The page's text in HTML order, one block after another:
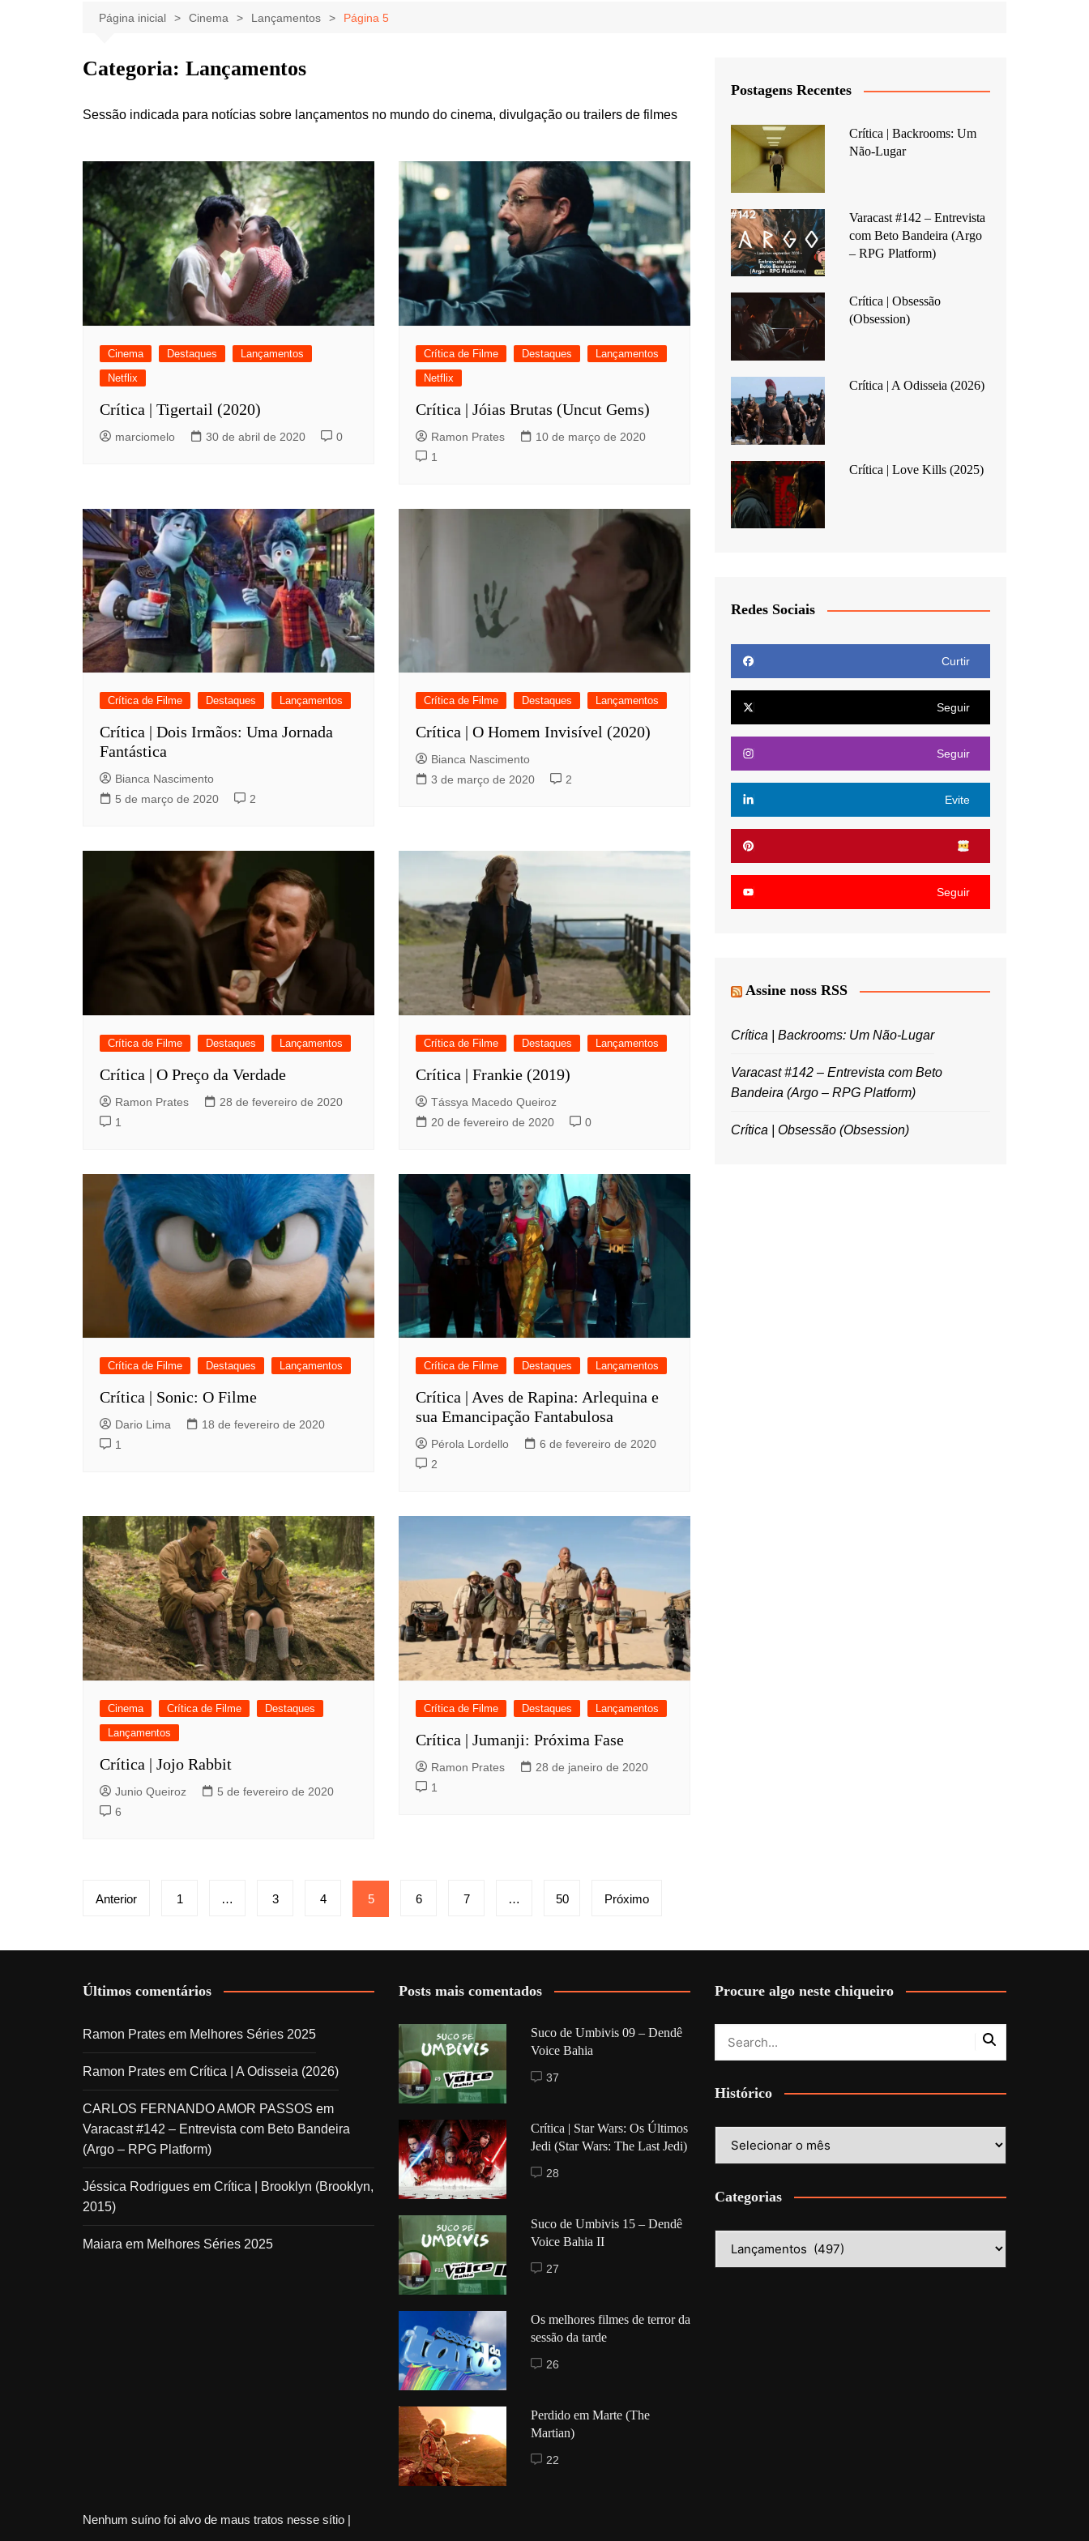
Celebridades
Música
Notícias
Clássicos
Livros
Game Review
Página inicial Cinema Lançamentos Página 5
Categoria: Lançamentos
Sessão indicada para notícias sobre lançamentos no mundo do cinema, divulgação ou trailers de filmes
Cinema Destaques
Lançamentos
Netflix
Crítica | Tigertail (2020)
marciomelo 30 de abril de 2020 0
Crítica de Filme Destaques
Lançamentos
Netflix
Crítica | Jóias Brutas (Uncut Gems)
Ramon Prates
10 de março de 2020
1
Crítica de Filme Destaques Lançamentos
Crítica | Dois Irmãos: Uma Jornada
Fantástica
Bianca Nascimento
5 de março de 2020
2
Crítica de Filme Destaques Lançamentos
Crítica | O Homem Invisível (2020)
Bianca Nascimento
3 de março de 2020
2
Crítica de Filme Destaques Lançamentos
Crítica | O Preço da Verdade
Ramon Prates
28 de fevereiro de 2020
1
Crítica de Filme Destaques Lançamentos
Crítica | Frankie (2019)
Tássya Macedo Queiroz
20 de fevereiro de 2020
0
Crítica de Filme Destaques Lançamentos
Crítica | Sonic: O Filme
Dario Lima
18 de fevereiro de 2020
1
Crítica de Filme Destaques Lançamentos
Crítica | Aves de Rapina: Arlequina e
sua Emancipação Fantabulosa
Pérola Lordello
6 de fevereiro de 2020
2
Cinema Crítica de Filme
Destaques
Lançamentos
Crítica | Jojo Rabbit
Junio Queiroz
5 de fevereiro de 2020
6
Crítica de Filme Destaques Lançamentos
Crítica | Jumanji: Próxima Fase
Ramon Prates
28 de janeiro de 2020
1
Paginação
posts
Anterior 1 … 3 4 5 6 7 … 50 Próximo
Postagens Recentes
Crítica | Backrooms: Um
Não-Lugar
Varacast #142 – Entrevista
com Beto Bandeira (Argo
– RPG Platform)
Crítica | Obsessão
(Obsession)
Crítica | A Odisseia (2026)
Crítica | Love Kills (2025)
Redes Sociais
Curtir
Seguir
Seguir
Evite
Seguir
Assine noss RSS
Crítica | Backrooms: Um Não-Lugar
Varacast #142 – Entrevista com Beto
Bandeira (Argo – RPG Platform)
Crítica | Obsessão (Obsession)
Últimos comentários
Ramon Prates em Melhores Séries 2025
Ramon Prates em Crítica | A Odisseia (2026)
CARLOS FERNANDO AMOR PASSOS em
Varacast #142 – Entrevista com Beto Bandeira
(Argo – RPG Platform)
Jéssica Rodrigues em Crítica | Brooklyn (Brooklyn,
2015)
Maiara em Melhores Séries 2025
Posts mais comentados
Suco de Umbivis 09 – Dendê
Voice Bahia
37
Crítica | Star Wars: Os Últimos
Jedi (Star Wars: The Last Jedi)
28
Suco de Umbivis 15 – Dendê
Voice Bahia II
27
Os melhores filmes de terror da
sessão da tarde
26
Perdido em Marte (The
Martian)
22
Procure algo neste chiqueiro
Histórico
Categorias
Nenhum suíno foi alvo de maus tratos nesse sítio |